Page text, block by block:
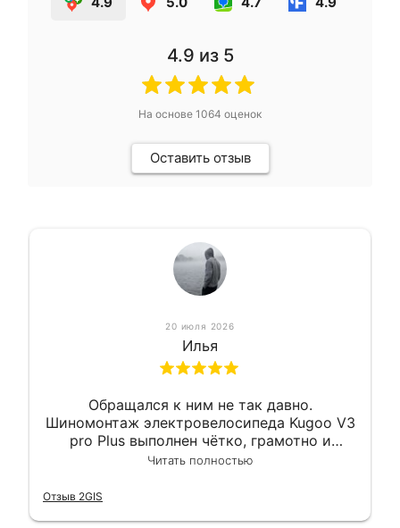
4.9 из 5
На основе 1064 оценок
Оставить отзыв
20 июля 2026
Илья
Обращался к ним не так давно.
Шиномонтаж электровелосипеда Kugoo V3
pro Plus выполнен чётко, грамотно и
квалифицированно. Всё сделано
Читать полностью
Отзыв 2GIS